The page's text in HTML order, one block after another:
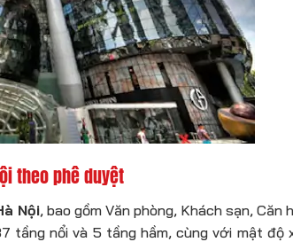
theo phê duyệt
Nội, bao gồm Văn phòng, Khách sạn,
tầng nổi và 5 tầng hầm, cùng với mật